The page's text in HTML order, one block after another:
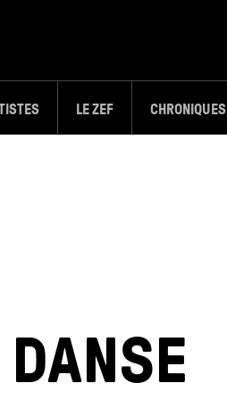
LE ZEF CHRONIQUES